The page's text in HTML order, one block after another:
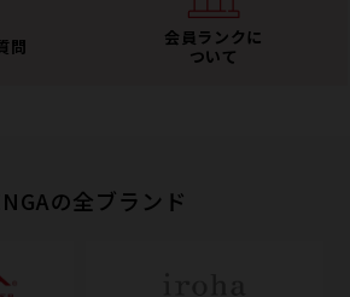
問
会員ランクに
ついて
の全ブランド